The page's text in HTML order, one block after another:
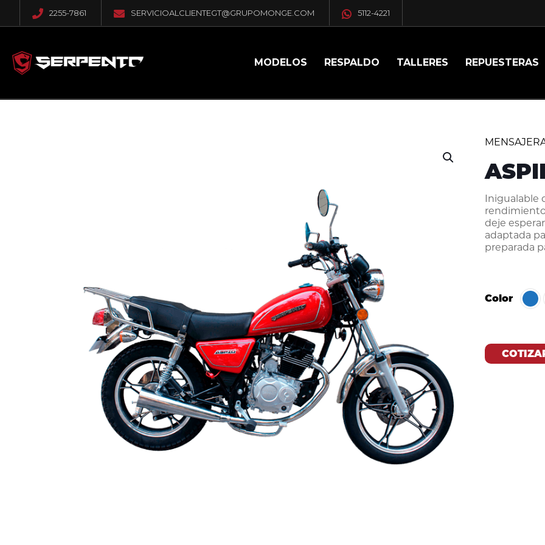
2255-7861 SERVICIOALCLIENTEGT@GRUPOMONGE.COM 5112-4221
MODELOS RESPALDO TALLERES REPUESTERAS
Inigualable
deje
adaptada
preparada
Color